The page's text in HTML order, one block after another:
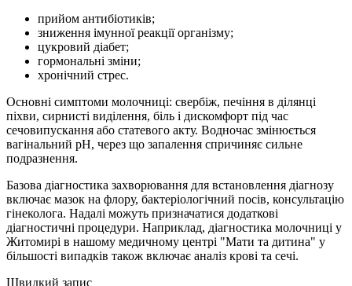
прийом антибіотиків;
зниження імунної реакції організму;
цукровий діабет;
гормональні зміни;
хронічний стрес.
Основні симптоми молочниці: свербіж, печіння в ділянці
піхви, сирнисті виділення, біль і дискомфорт під час
сечовипускання або статевого акту. Водночас змінюється
вагінальний pH, через що запалення спричиняє сильне
подразнення.
Базова діагностика захворювання для встановлення діагнозу
включає мазок на флору, бактеріологічний посів, консультацію
гінеколога. Надалі можуть призначатися додаткові
діагностичні процедури. Наприклад, діагностика молочниці у
Житомирі в нашому медичному центрі "Мати та дитина" у
більшості випадків також включає аналіз крові та сечі.
Швидкий запис